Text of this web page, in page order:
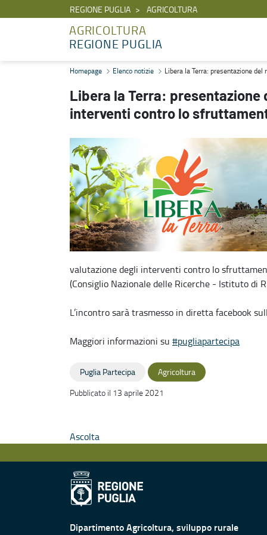
REGIONE PUGLIA AGRICOLTURA
AGRICOLTURA
REGIONE PUGLIA
Libera la Terra: presentazione del rapporto di valutazione degli
Homepage Elenco notizie Libera la Terra: presentazione
Libera la Terra:
interventi contro lo
valutazione degli interventi contro lo
(Consiglio Nazionale delle Ricerche - Istituto di
L’incontro sarà trasmesso in diretta facebook
Maggiori informazioni su #pugliapartecipa
Puglia Partecipa
Agricoltura
Pubblicato il 13 aprile 2021
Ascolta
Dipartimento Agricoltura, sviluppo rurale